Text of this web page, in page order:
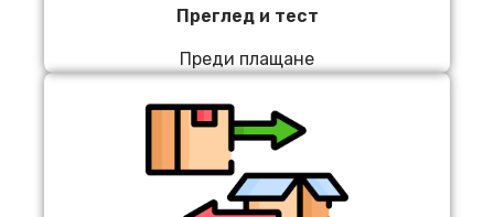
Преглед и тест
Преди плащане